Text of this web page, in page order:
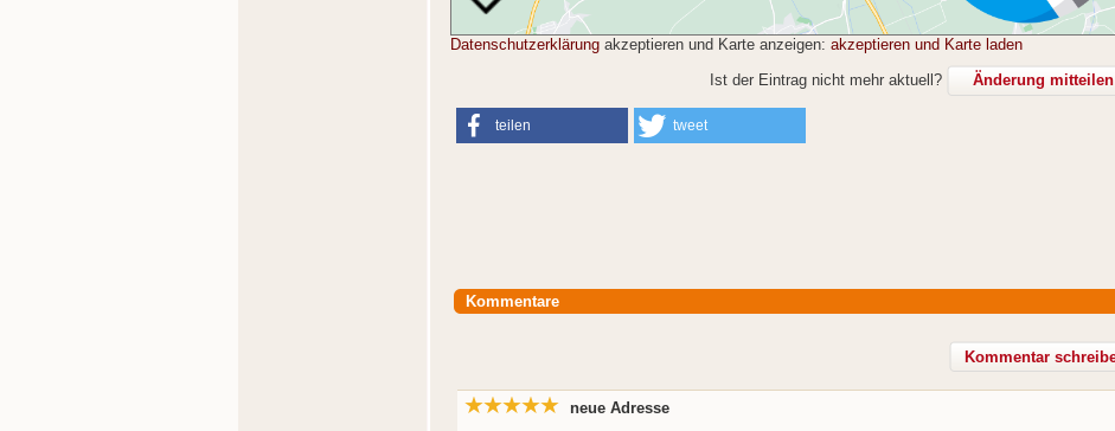
Datenschutzerklärung akzeptieren und Karte anzeigen: akzeptieren und Karte laden
Ist der Eintrag nicht mehr aktuell?
Änderung mitteilen
teilen tweet
Kommentare
neue Adresse